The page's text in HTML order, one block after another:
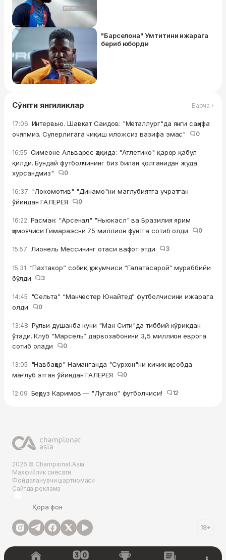
"Барселона" Умтитини ижарага
бериб юборди
Сўнгги янгиликлар Барча ›
17:06 Интервью. Шавкат Саидов: "Металлург"да янги саҳифа
очяпмиз. Суперлигага чиқиш иложсиз вазифа эмас"
0
16:55 Симеоне Альварес ҳақида: "Атлетико" қарор қабул
қилди. Бундай футболчининг биз билан қолганидан жуда
хурсандмиз"
0
16:37 "Локомотив" "Динамо"ни мағлубиятга учратган
ўйиндан ГАЛЕРЕЯ
0
16:22 Расман: “Арсенал" "Ньюкасл" ва Бразилия ярим
ҳимоячиси Гимараэсни 75 миллион фунтга сотиб олди
0
15:57 Лионель Мессининг отаси вафот этди 3
15:31 “Пахтакор” собиқ ҳужумчиси “Галатасарой” мураббийи
бўлди
3
14:45 "Сельта" “Манчестер Юнайтед” футболчисини ижарага
олди
0
13:48 Рульи душанба куни "Ман Сити"да тиббий кўрикдан
ўтади. Клуб "Марсель” дарвозабонини 3,5 миллион еврога
сотиб олади
0
13:05 "Навбаҳор" Наманганда "Сурхон"ни кичик ҳисобда
мағлуб этган ўйиндан ГАЛЕРЕЯ
0
12:09 Беҳруз Каримов — "Лугано" футболчиси! 12
2026 © Championat.Asia
Махфийлик сиёсати
Фойдаланувчи шартномаси
Сайтда реклама
Қора фон
18+